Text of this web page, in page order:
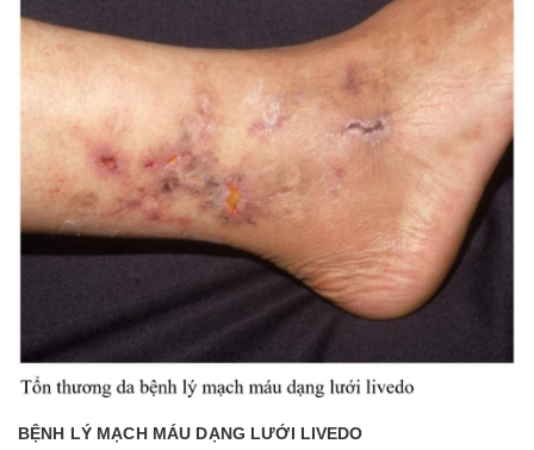
BỆNH LÝ MẠCH MÁU DẠNG LƯỚI LIVEDO